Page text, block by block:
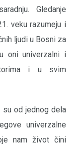
Gledanje
veku razumeju i
ljudi u Bosni za
oni univerzalni i
i u svim
od jednog dela
univerzalne
nam život čini